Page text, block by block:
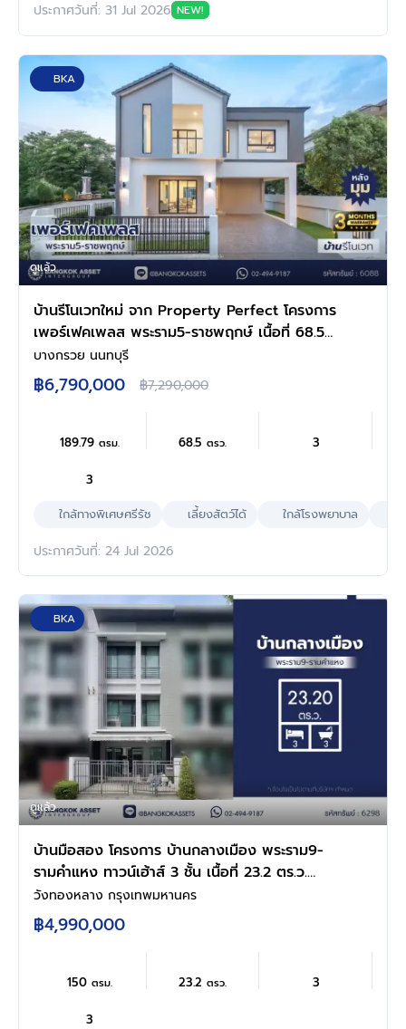
ประกาศวันที่: 31 Jul 2026 NEW!
BKA
ดูแล้ว
บ้านรีโนเวทใหม่ จาก Property Perfect โครงการ
เพอร์เฟคเพลส พระราม5-ราชพฤกษ์ เนื้อที่ 68.5
ตร.ว. พื้นที่ใช้สอย 189.79 ตร.ม. ฟังก์ชัน 3 ห้อง
นอน 3 ห้องน้ำ 2 ที่จอดรถ พร้อม Facility ภายใน
โครงการครบครัน บนทำเลติดถนน ตอบโจทย์ทุก
การใช้ชีวิตใจกลาง Community ชั้นนำมากมาย
บางกรวย นนทบุรี
฿6,790,000 ฿7,290,000
189.79ตรม. 68.5ตรว. 3
3
ใกล้ทางพิเศษศรีรัช
เลี้ยงสัตว์ได้ ใกล้โรงพยาบาล
ประกาศวันที่: 24 Jul 2026
BKA
ดูแล้ว
บ้านมือสอง โครงการ บ้านกลางเมือง พระราม9-
รามคำแหง ทาวน์เฮ้าส์ 3 ชั้น เนื้อที่ 23.2 ตร.ว.
พื้นที่ใช้สอย 150 ตร.ม. 3 ห้องนอน 3 ห้องน้ำ จอด
รถ 2 คัน ส่วนกลางครบ สระว่ายน้ำ ฟิตเนส คลับ
เฮ้าส์ ใกล้รถไฟฟ้าสายสีเหลืองสถานีรามคำ และ
วังทองหลาง กรุงเทพมหานคร
฿4,990,000
150ตรม. 23.2ตรว. 3
3